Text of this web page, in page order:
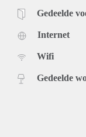
Gedeelde
Internet
Wifi
Gedeelde